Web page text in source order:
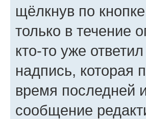
щёлкнув по кнопке
только в течение
кто-то уже
надпись, которая
время последней
сообщение